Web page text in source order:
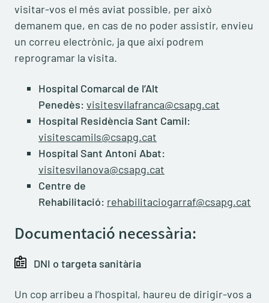
visitar-vos el més aviat possible, per això
demanem que, en cas de no poder assistir, envieu
un correu electrònic, ja que així podrem
reprogramar la visita.
Hospital Comarcal de l’Alt
Penedès: visitesvilafranca@csapg.cat
Hospital Residència Sant Camil:
visitescamils@csapg.cat
Hospital Sant Antoni Abat:
visitesvilanova@csapg.cat
Centre de
Rehabilitació: rehabilitaciogarraf@csapg.cat
Documentació necessària:
DNI o targeta sanitària
Un cop arribeu a l’hospital, haureu de dirigir-vos a